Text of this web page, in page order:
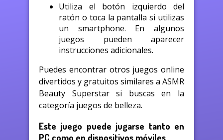
Utiliza el botón izquierdo del
ratón o toca la pantalla si utilizas
un smartphone. En algunos
juegos pueden aparecer
instrucciones adicionales.
Puedes encontrar otros juegos online
divertidos y gratuitos similares a ASMR
Beauty Superstar si buscas en la
categoría juegos de belleza.
Este juego puede jugarse tanto en
PC como en dispositivos móviles.